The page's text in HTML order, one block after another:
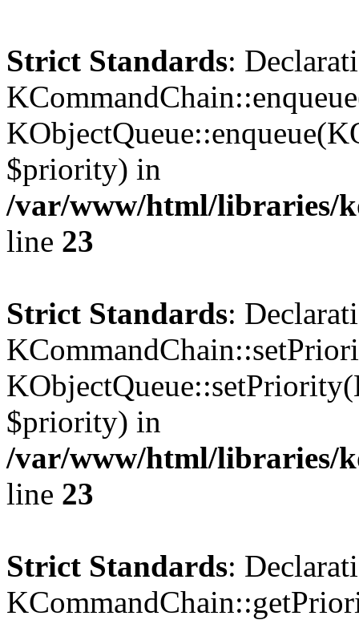
Strict Standards:
$priority) in
/var/www/html/libraries/
line 23
Strict Standards:
$priority) in
/var/www/html/libraries/
line 23
Strict Standards: